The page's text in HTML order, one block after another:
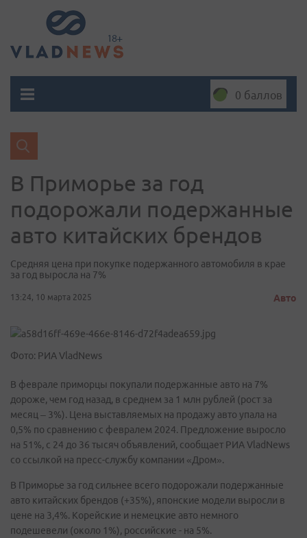
0 баллов
В Приморье за год
подорожали подержанные
авто китайских брендов
Средняя цена при покупке подержанного автомобиля в крае
за год выросла на 7%
13:24, 10 марта 2025 Авто
Фото: РИА VladNews
В феврале приморцы покупали подержанные авто на 7%
дороже, чем год назад, в среднем за 1 млн рублей (рост за
месяц – 3%). Цена выставляемых на продажу авто упала на
0,5% по сравнению с февралем 2024. Предложение выросло
на 51%, с 24 до 36 тысяч объявлений, сообщает РИА VladNews
со ссылкой на пресс-службу компании «Дром».
В Приморье за год сильнее всего подорожали подержанные
авто китайских брендов (+35%), японские модели выросли в
цене на 3,4%. Корейские и немецкие авто немного
подешевели (около 1%), российские - на 5%.